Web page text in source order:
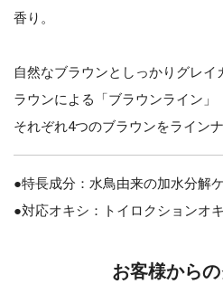
香り。
自然なブラウンとしっかりグレ
ラウンによる「ブラウンライン」
それぞれ4つのブラウンをライン
●特長成分：水鳥由来の加水分解
●対応オキシ：トイロクションオ
お客様から